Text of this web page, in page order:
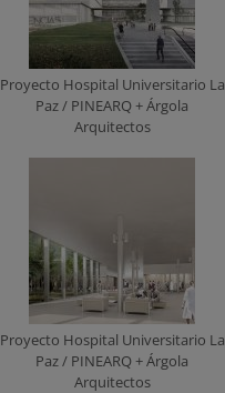
Proyecto Hospital Universitario La
Paz / PINEARQ + Árgola
Arquitectos
Proyecto Hospital Universitario La
Paz / PINEARQ + Árgola
Arquitectos